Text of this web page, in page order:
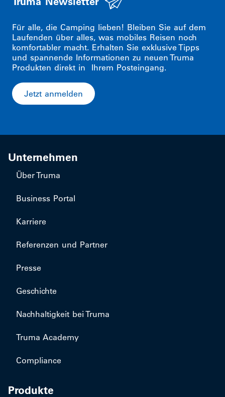
Für alle, die Camping lieben! Bleiben Sie auf dem
Laufenden über alles, was mobiles Reisen noch
komfortabler macht. Erhalten Sie exklusive Tipps
und spannende Informationen zu neuen Truma
Produkten direkt in Ihrem Posteingang.
Jetzt anmelden
Unternehmen
Über Truma
Business Portal
Karriere
Referenzen und Partner
Presse
Geschichte
Nachhaltigkeit bei Truma
Truma Academy
Compliance
Produkte